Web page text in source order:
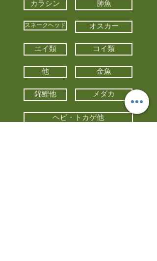
カラシン 肺魚
スネークヘッド オスカー
エイ類 コイ類
他 金魚
錦鯉他 メダカ
ヘビ・トカゲ他